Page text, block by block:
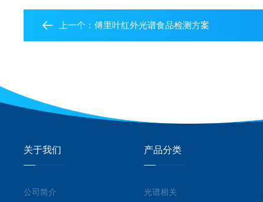
上一个：傅里叶红外光谱食品检测方案
关于我们
公司简介
产品分类
光谱相关